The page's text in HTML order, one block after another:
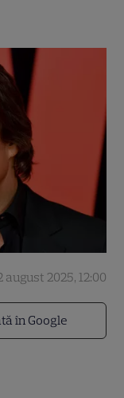
în Google
august 2025, 12:00